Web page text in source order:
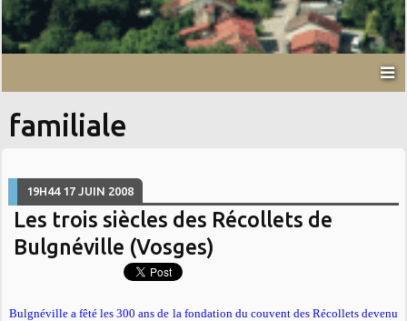
familiale
19H44 17 JUIN 2008
Les trois siècles des Récollets de
Bulgnéville (Vosges)
Bulgnéville a fêté les 300 ans de la fondation du couvent des Récollets devenu